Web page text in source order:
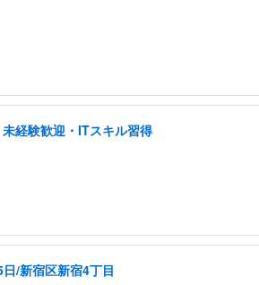
経験歓迎・ITスキル習得
/新宿区新宿4丁目